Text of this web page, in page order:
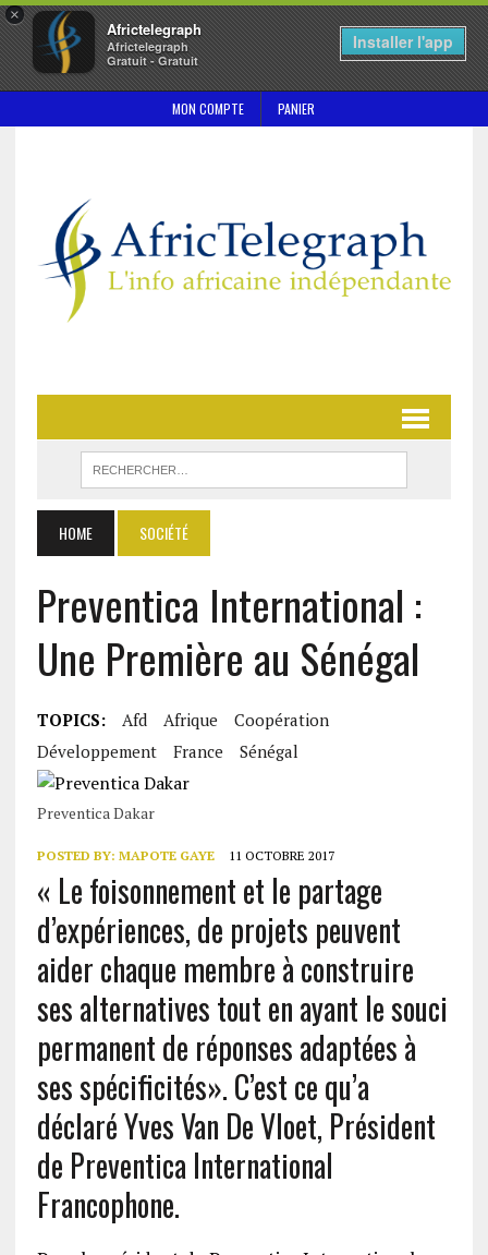
×
Africtelegraph
Africtelegraph
Gratuit - Gratuit
Installer l'app
MON COMPTE PANIER
HOME SOCIÉTÉ
Preventica International :
Une Première au Sénégal
TOPICS: Afd Afrique
Coopération
Développement
France Sénégal
Preventica Dakar
POSTED BY: MAPOTE GAYE 11 OCTOBRE 2017
« Le foisonnement et le partage
d’expériences, de projets peuvent
aider chaque membre à construire
ses alternatives tout en ayant le souci
permanent de réponses adaptées à
ses spécificités». C’est ce qu’a
déclaré Yves Van De Vloet, Président
de Preventica International
Francophone.